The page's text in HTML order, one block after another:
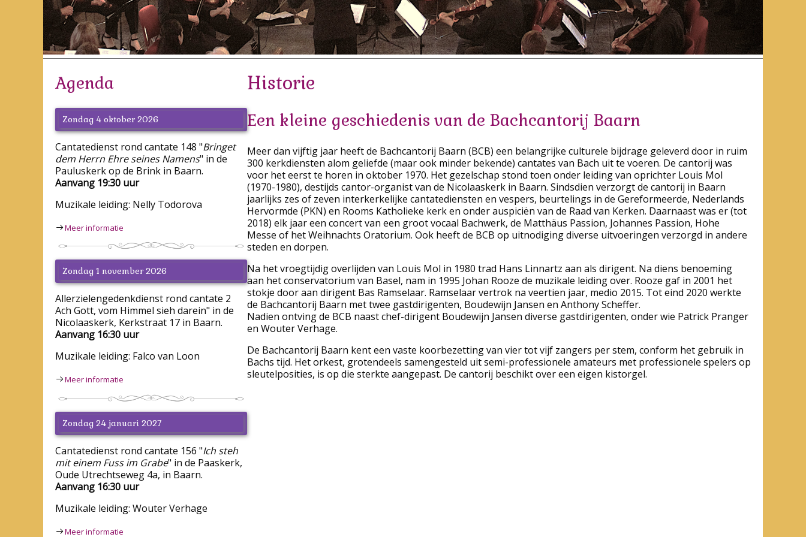
Agenda
Zondag 4 oktober 2026
Cantatedienst rond cantate 148 "Bringet
dem Herrn Ehre seines Namens" in de
Pauluskerk op de Brink in Baarn.
Aanvang 19:30 uur
Muzikale leiding: Nelly Todorova
Meer informatie
Zondag 1 november 2026
Allerzielengedenkdienst rond cantate 2
Ach Gott, vom Himmel sieh darein" in de
Nicolaaskerk, Kerkstraat 17 in Baarn.
Aanvang 16:30 uur
Muzikale leiding: Falco van Loon
Meer informatie
Zondag 24 januari 2027
Cantatedienst rond cantate 156 "Ich steh
mit einem Fuss im Grabe" in de Paaskerk,
Oude Utrechtseweg 4a, in Baarn.
Aanvang 16:30 uur
Muzikale leiding: Wouter Verhage
Meer informatie
Historie
Een kleine geschiedenis van de Bachcantorij Baarn
Meer dan vijftig jaar heeft de Bachcantorij Baarn (BCB) een belangrijke culturele bijdrage geleverd door in ruim
300 kerkdiensten alom geliefde (maar ook minder bekende) cantates van Bach uit te voeren. De cantorij was
voor het eerst te horen in oktober 1970. Het gezelschap stond toen onder leiding van oprichter Louis Mol
(1970-1980), destijds cantor-organist van de Nicolaaskerk in Baarn. Sindsdien verzorgt de cantorij in Baarn
jaarlijks zes of zeven interkerkelijke cantatediensten en vespers, beurtelings in de Gereformeerde, Nederlands
Hervormde (PKN) en Rooms Katholieke kerk en onder auspiciën van de Raad van Kerken. Daarnaast was er (tot
2018) elk jaar een concert van een groot vocaal Bachwerk, de Matthäus Passion, Johannes Passion, Hohe
Messe of het Weihnachts Oratorium. Ook heeft de BCB op uitnodiging diverse uitvoeringen verzorgd in andere
steden en dorpen.
Na het vroegtijdig overlijden van Louis Mol in 1980 trad Hans Linnartz aan als dirigent. Na diens benoeming
aan het conservatorium van Basel, nam in 1995 Johan Rooze de muzikale leiding over. Rooze gaf in 2001 het
stokje door aan dirigent Bas Ramselaar. Ramselaar vertrok na veertien jaar, medio 2015. Tot eind 2020 werkte
de Bachcantorij Baarn met twee gastdirigenten, Boudewijn Jansen en Anthony Scheffer.
Nadien ontving de BCB naast chef-dirigent Boudewijn Jansen diverse gastdirigenten, onder wie Patrick Pranger
en Wouter Verhage.
De Bachcantorij Baarn kent een vaste koorbezetting van vier tot vijf zangers per stem, conform het gebruik in
Bachs tijd. Het orkest, grotendeels samengesteld uit semi-professionele amateurs met professionele spelers op
sleutelposities, is op die sterkte aangepast. De cantorij beschikt over een eigen kistorgel.